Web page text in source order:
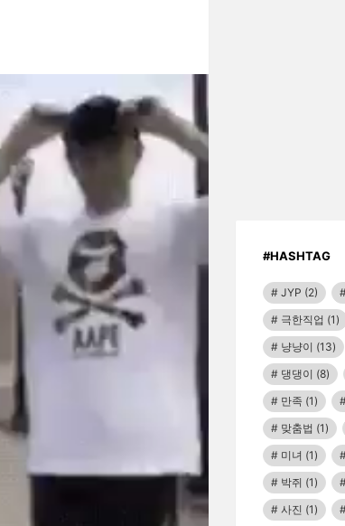
#HASHTAG
JYP (2)
극한직업 (1)
냥냥이 (13)
댕댕이 (8)
만족 (1)
맞춤법 (1)
미녀 (1)
박쥐 (1)
사진 (1)